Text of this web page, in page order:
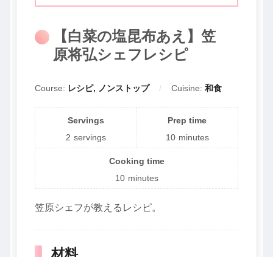
【白菜の塩昆布あえ】笠
原将弘シェフレシピ
Course: レシピ, ノンストップ Cuisine: 和食
Servings
2 servings
Prep time
10 minutes
Cooking time
10 minutes
笠原シェフが教えるレシピ。
材料